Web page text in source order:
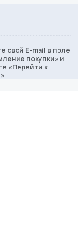
свой E-mail в поле
покупки» и
«Перейти к